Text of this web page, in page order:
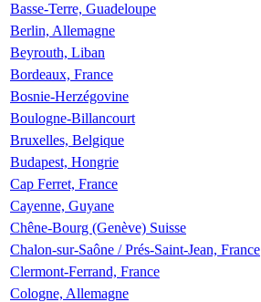
Basse-Terre, Guadeloupe
Berlin, Allemagne
Beyrouth, Liban
Bordeaux, France
Bosnie-Herzégovine
Boulogne-Billancourt
Bruxelles, Belgique
Budapest, Hongrie
Cap Ferret, France
Cayenne, Guyane
Chêne-Bourg (Genève) Suisse
Chalon-sur-Saône / Prés-Saint-Jean, France
Clermont-Ferrand, France
Cologne, Allemagne